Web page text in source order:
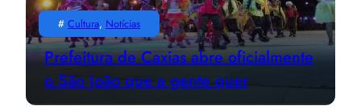
# Cultura, Notícias
Prefeitura de Caxias abre oficialmente
o São João que a gente quer